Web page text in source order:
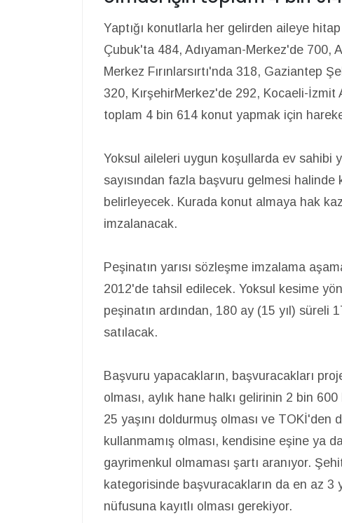
Yaptığı konutlarla her gelirden aileye
Çubuk'ta 484, Adıyaman-Merkez'de 700,
Merkez Fırınlarsırtı'nda 318, Gaziantep
320, KırşehirMerkez'de 292, Kocaeli-İzmit
toplam 4 bin 614 konut yapmak için
Yoksul aileleri uygun koşullarda ev sahibi
sayısından fazla başvuru gelmesi
belirleyecek. Kurada konut almaya hak
imzalanacak.
Peşinatın yarısı sözleşme imzalama
2012'de tahsil edilecek. Yoksul kesime
peşinatın ardından, 180 ay (15 yıl) süreli
satılacak.
Başvuru yapacakların, başvuracakları
olması, aylık hane halkı gelirinin 2 bin
25 yaşını doldurmuş olması ve TOKİ'den
kullanmamış olması, kendisine eşine ya
gayrimenkul olmaması şartı aranıyor.
kategorisinde başvuracakların da en az 3
nüfusuna kayıtlı olması gerekiyor.